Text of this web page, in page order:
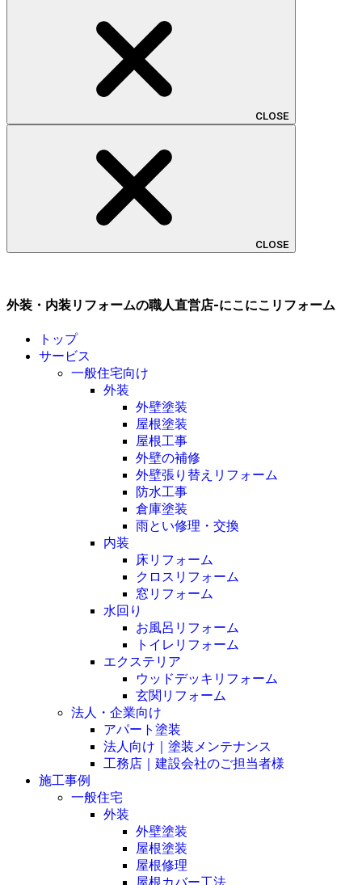
CLOSE
CLOSE
外装・内装リフォームの職人直営店-にこにこリフォーム
トップ
サービス
一般住宅向け
外装
外壁塗装
屋根塗装
屋根工事
外壁の補修
外壁張り替えリフォーム
防水工事
倉庫塗装
雨とい修理・交換
内装
床リフォーム
クロスリフォーム
窓リフォーム
水回り
お風呂リフォーム
トイレリフォーム
エクステリア
ウッドデッキリフォーム
玄関リフォーム
法人・企業向け
アパート塗装
法人向け｜塗装メンテナンス
工務店｜建設会社のご担当者様
施工事例
一般住宅
外装
外壁塗装
屋根塗装
屋根修理